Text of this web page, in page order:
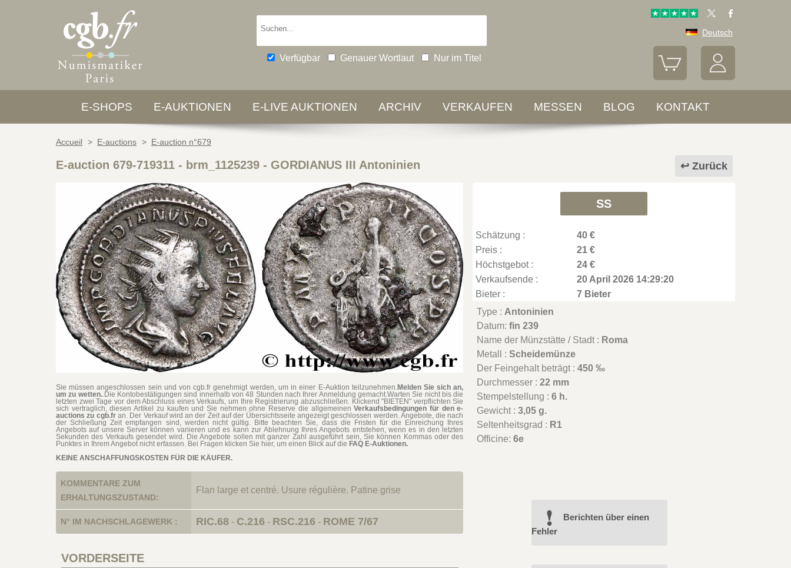
Verfügbar Genauer Wortlaut Nur im Titel
Deutsch
E-SHOPS E-AUKTIONEN E-LIVE AUKTIONEN ARCHIV VERKAUFEN MESSEN BLOG KONTAKT
Accueil > E-auctions > E-auction n°679
Zurück
E-auction 679-719311 - brm_1125239 - GORDIANUS III Antoninien
Sie müssen angeschlossen sein und von cgb.fr genehmigt werden, um in einer E-Auktion teilzunehmen.Melden Sie sich an,
um zu wetten..Die Kontobestätigungen sind innerhalb von 48 Stunden nach Ihrer Anmeldung gemacht.Warten Sie nicht bis die
letzten zwei Tage vor dem Abschluss eines Verkaufs, um Ihre Registrierung abzuschließen. Klickend "BIETEN" verpflichten Sie
sich vertraglich, diesen Artikel zu kaufen und Sie nehmen ohne Reserve die allgemeinenVerkaufsbedingungen für den e-
auctions zu cgb.fran. Der Verkauf wird an der Zeit auf der Übersichtsseite angezeigt geschlossen werden. Angebote, die nach
der Schließung Zeit empfangen sind, werden nicht gültig. Bitte beachten Sie, dass die Fristen für die Einreichung Ihres
Angebots auf unsere Server können variieren und es kann zur Ablehnung Ihres Angebots entstehen, wenn es in den letzten
Sekunden des Verkaufs gesendet wird. Die Angebote sollen mit ganzer Zahl ausgeführt sein, Sie können Kommas oder des
Punktes in Ihrem Angebot nicht erfassen. Bei Fragen klicken Sie hier, um einen Blick auf die FAQ E-Auktionen.
KEINE ANSCHAFFUNGSKOSTEN FÜR DIE KÄUFER.
SS
Schätzung :
40 €
Preis :
21 €
Höchstgebot :
24 €
Verkaufsende :
20 April 2026 14:29:20
Bieter :
7 Bieter
Type : Antoninien
Datum:fin 239
Name der Münzstätte / Stadt : Roma
Metall :Scheidemünze
Der Feingehalt beträgt :450 ‰
Durchmesser :22 mm
Stempelstellung :6 h.
Gewicht :3,05 g.
Seltenheitsgrad : R1
Officine:6e
KOMMENTARE ZUM
ERHALTUNGSZUSTAND:
Flan large et centré. Usure régulière. Patine grise
N° IM NACHSCHLAGEWERK : RIC.68 - C.216 - RSC.216 - ROME 7/67
VORDERSEITE
Berichten über einen
Fehler